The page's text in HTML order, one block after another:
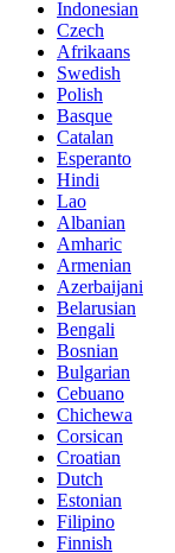
Indonesian
Czech
Afrikaans
Swedish
Polish
Basque
Catalan
Esperanto
Hindi
Lao
Albanian
Amharic
Armenian
Azerbaijani
Belarusian
Bengali
Bosnian
Bulgarian
Cebuano
Chichewa
Corsican
Croatian
Dutch
Estonian
Filipino
Finnish